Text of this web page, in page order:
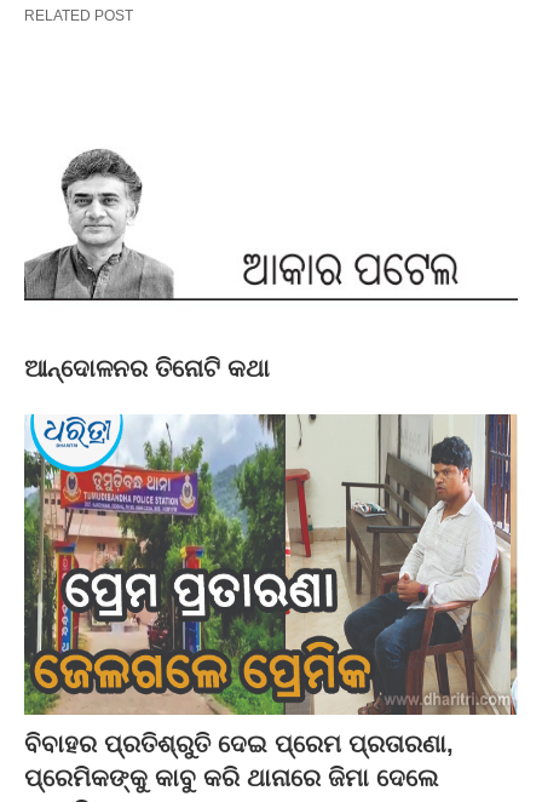
RELATED POST
ଆନ୍ଦୋଳନର ତିନୋଟି କଥା
ବିବାହର ପ୍ରତିଶ୍ରୁତି ଦେଇ ପ୍ରେମ ପ୍ରତାରଣା,
ପ୍ରେମିକଙ୍କୁ କାବୁ କରି ଥାନାରେ ଜିମା ଦେଲେ